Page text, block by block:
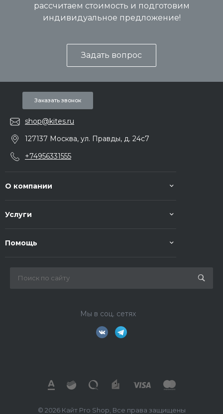
рассчитаем стоимость и подготовим
индивидуальное предложение!
Задать вопрос
Заказать звонок
shop@kites.ru
127137 Москва, ул. Правды, д. 24с7
+74956331555
О компании
Услуги
Помощь
Мы в соц. сетях
© 2026 Кайт Pro Shop, Все права защищены